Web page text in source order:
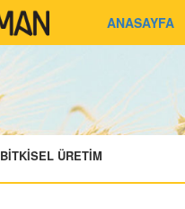
ANASAYFA
ÜRETİM